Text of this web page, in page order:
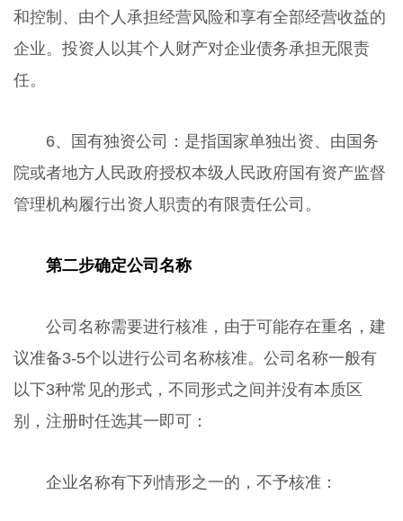
和控制、由个人承担经营风险和享有全部经营收益的
企业。投资人以其个人财产对企业债务承担无限责
任。
6、国有独资公司：是指国家单独出资、由国务
院或者地方人民政府授权本级人民政府国有资产监督
管理机构履行出资人职责的有限责任公司。
第二步确定公司名称
公司名称需要进行核准，由于可能存在重名，建
议准备3-5个以进行公司名称核准。公司名称一般有
以下3种常见的形式，不同形式之间并没有本质区
别，注册时任选其一即可：
企业名称有下列情形之一的，不予核准：